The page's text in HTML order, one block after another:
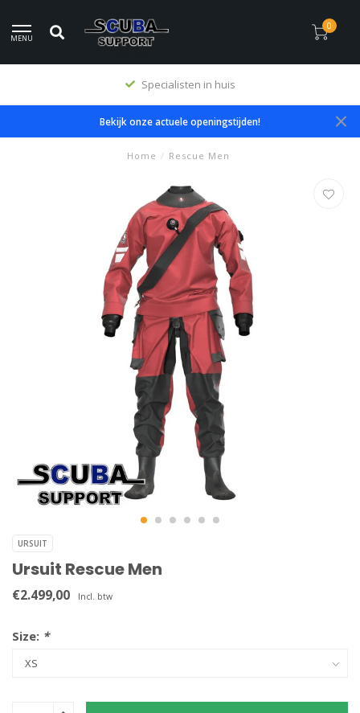
MENU
0
Specialisten in huis
Bekijk onze actuele openingstijden!
Home / Rescue Men
URSUIT
Ursuit Rescue Men
€2.499,00 Incl. btw
Size: *